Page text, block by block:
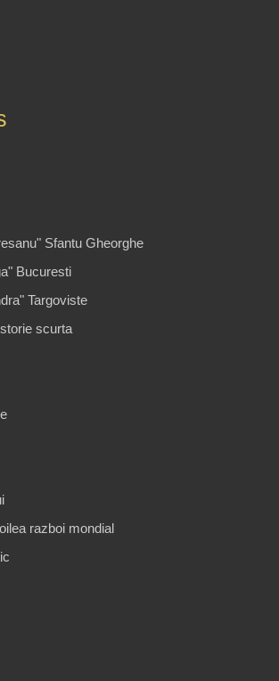
Sfantu Gheorghe
Bucuresti
Targoviste
scurta
razboi mondial